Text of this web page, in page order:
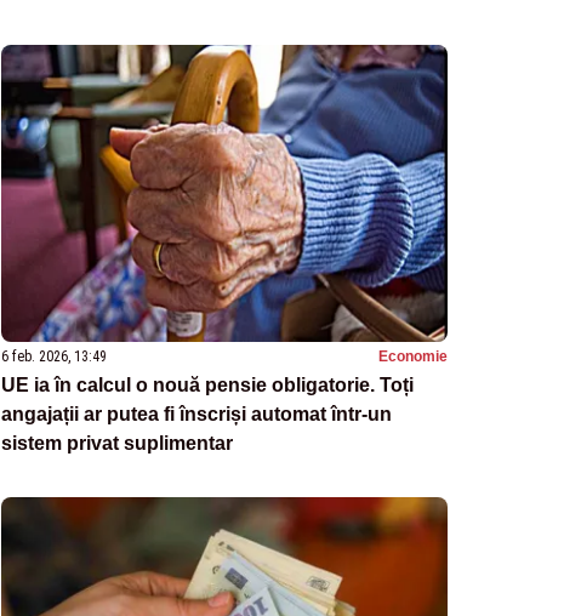
6 feb. 2026, 13:49 Economie
UE ia în calcul o nouă pensie obligatorie. Toți
angajații ar putea fi înscriși automat într-un
sistem privat suplimentar